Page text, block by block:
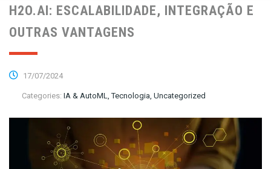
H2O.AI: ESCALABILIDADE, INTEGRAÇÃO E
OUTRAS VANTAGENS
17/07/2024
Categories: IA & AutoML, Tecnologia, Uncategorized